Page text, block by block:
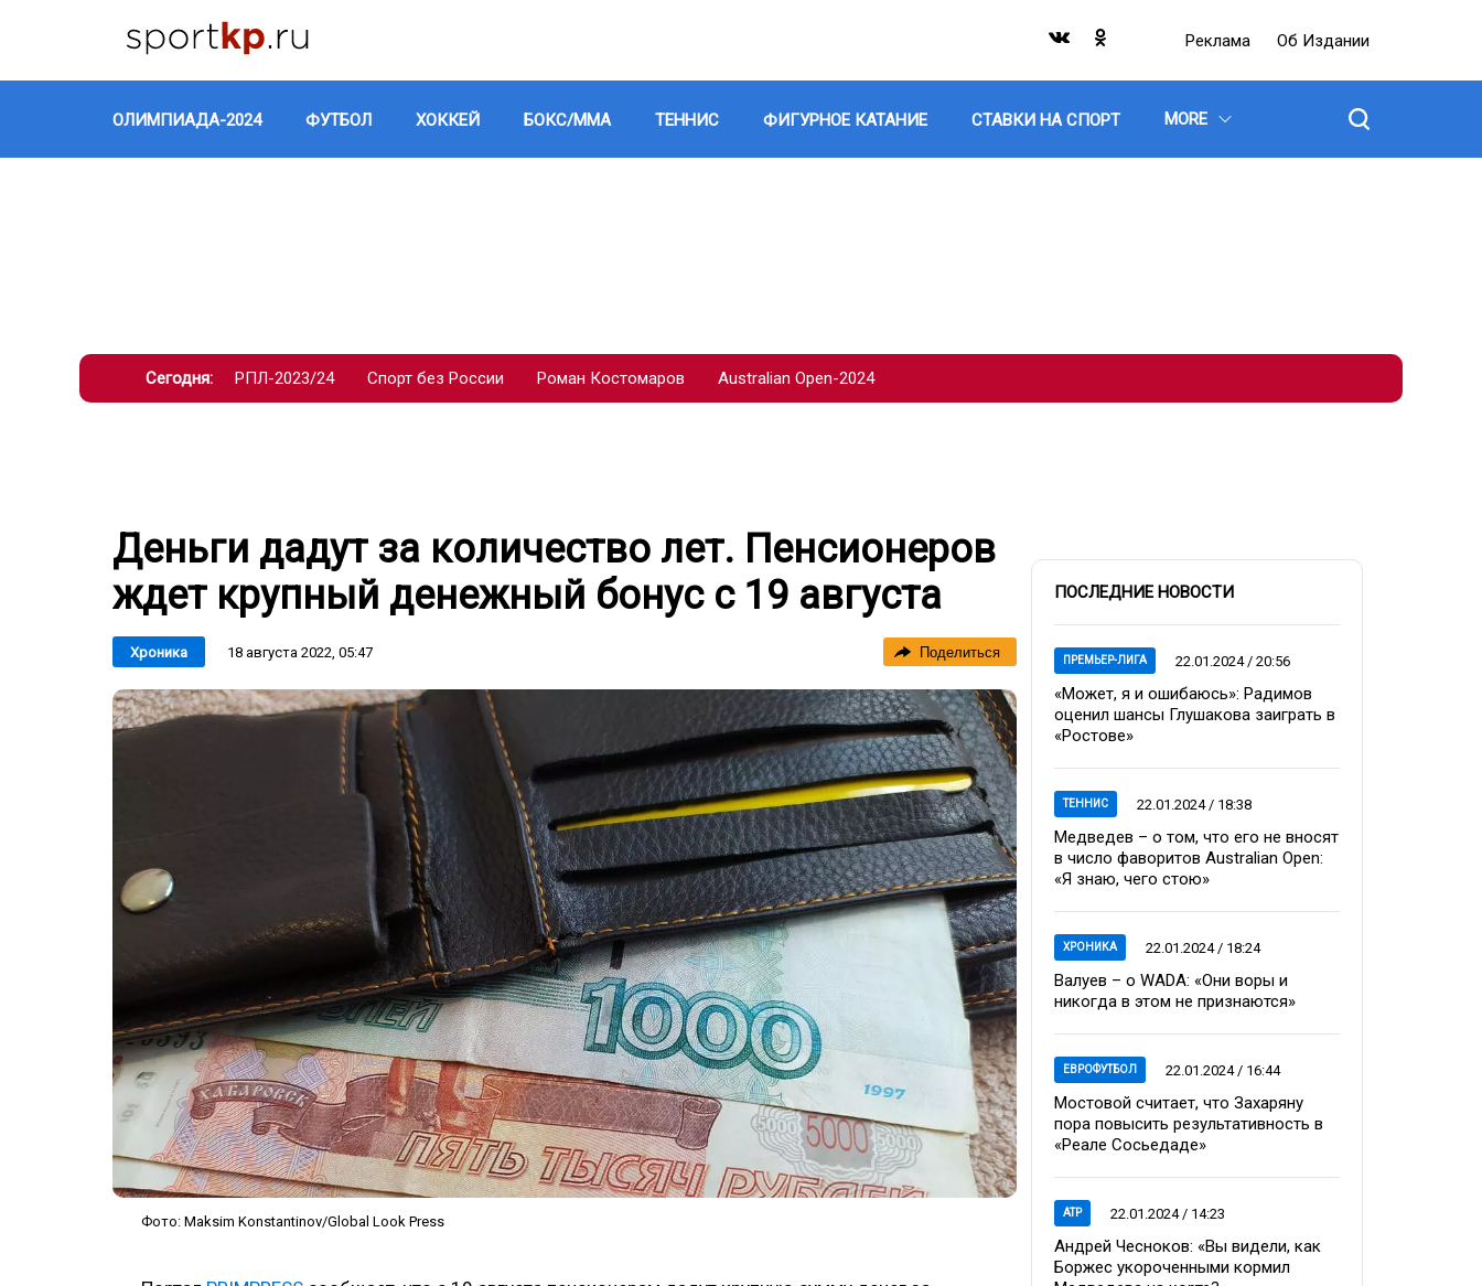
Реклама Об Издании
ОЛИМПИАДА-2024 ФУТБОЛ ХОККЕЙ БОКС/ММА ТЕННИС ФИГУРНОЕ КАТАНИЕ СТАВКИ НА СПОРТ MORE
Сегодня: РПЛ-2023/24 Спорт без России Роман Костомаров Australian Open-2024
Деньги дадут за количество лет. Пенсионеров
ждет крупный денежный бонус с 19 августа
Хроника 18 августа 2022, 05:47 Поделиться
Фото: Maksim Konstantinov/Global Look Press
ПОСЛЕДНИЕ НОВОСТИ
ПРЕМЬЕР-ЛИГА 22.01.2024 / 20:56
«Может, я и ошибаюсь»: Радимов
оценил шансы Глушакова заиграть в
«Ростове»
ТЕННИС 22.01.2024 / 18:38
Медведев – о том, что его не вносят
в число фаворитов Australian Open:
«Я знаю, чего стою»
ХРОНИКА 22.01.2024 / 18:24
Валуев – о WADA: «Они воры и
никогда в этом не признаются»
ЕВРОФУТБОЛ 22.01.2024 / 16:44
Мостовой считает, что Захаряну
пора повысить результативность в
«Реале Сосьедаде»
ATP 22.01.2024 / 14:23
Андрей Чесноков: «Вы видели, как
Боржес укороченными кормил